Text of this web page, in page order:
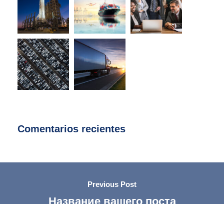
Comentarios recientes
Previous Post
Название вашего поста